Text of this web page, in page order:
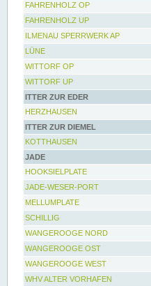
FAHRENHOLZ OP
FAHRENHOLZ UP
ILMENAU SPERRWERK AP
LÜNE
WITTORF OP
WITTORF UP
ITTER ZUR EDER
HERZHAUSEN
ITTER ZUR DIEMEL
KOTTHAUSEN
JADE
HOOKSIELPLATE
JADE-WESER-PORT
MELLUMPLATE
SCHILLIG
WANGEROOGE NORD
WANGEROOGE OST
WANGEROOGE WEST
WHV ALTER VORHAFEN